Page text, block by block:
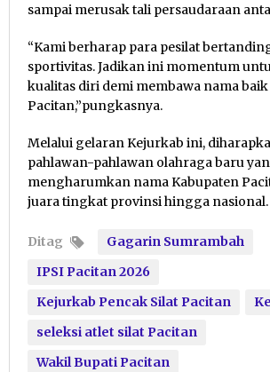
sampai merusak tali persaudaraan
“Kami berharap para pesilat
sportivitas. Jadikan ini momentum
kualitas diri demi membawa nama baik
Pacitan,”pungkasnya.
Melalui gelaran Kejurkab ini,
pahlawan-pahlawan olahraga baru
mengharumkan nama Kabupaten
juara tingkat provinsi hingga nasional.
Ditag
Gagarin Sumrambah
IPSI Pacitan 2026
Kejurkab Pencak Silat Pacitan
seleksi atlet silat Pacitan
Wakil Bupati Pacitan